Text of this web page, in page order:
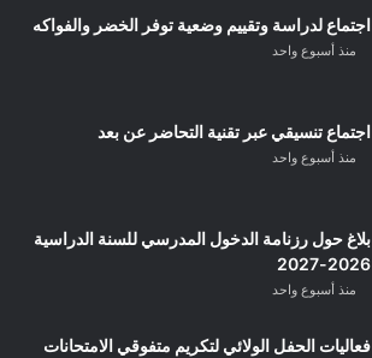
اجتماع لدراسة وتقييم وضعية توفر الخضر والفواكه
منذ أسبوع واحد
اجتماع تنسيقي عبر تقنية التحاضر عن بعد
منذ أسبوع واحد
بلاغ حول رزنامة الدخول المدرسي للسنة الدراسية
2026-2027
منذ أسبوع واحد
فعاليات الحفل الولائي لتكريم متفوقي الامتحانات